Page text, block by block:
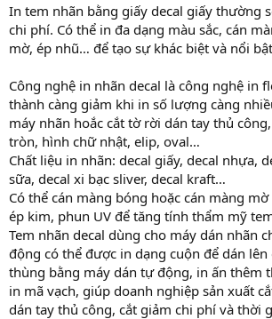
In tem nhãn bằng giấy decal giấy thường
chi phí. Có thể in đa dạng màu sắc, cán
mờ, ép nhũ… để tạo sự khác biệt và nổi
Công nghệ in nhãn decal là công nghệ in
thành càng giảm khi in số lượng càng
máy nhãn hoắc cắt tờ rời dán tay thủ
tròn, hình chữ nhật, elip, oval…
Chất liệu in nhãn: decal giấy, decal nhựa,
sữa, decal xi bạc sliver, decal kraft…
Có thể cán màng bóng hoặc cán màng
ép kim, phun UV để tăng tính thẩm mỹ
Tem nhãn decal dùng cho máy dán nhãn
động có thể được in dạng cuộn để dán lên
thùng bằng máy dán tự động, in ấn thêm
in mã vạch, giúp doanh nghiệp sản xuất
dán tay thủ công, cắt giảm chi phí và thời